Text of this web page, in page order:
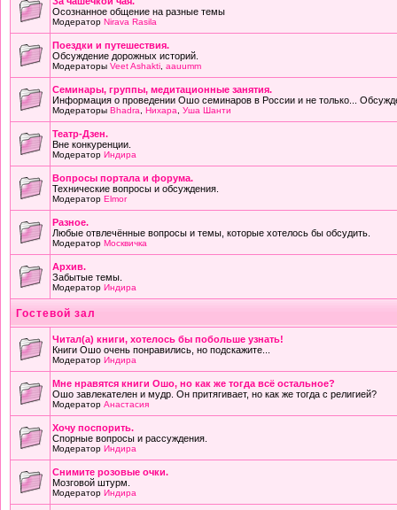
Осознанное общение на разные темы
Модератор Nirava Rasila
Поездки и путешествия.
Обсуждение дорожных историй.
Модераторы Veet Ashakti aauumm
Семинары, группы, медитационные занятия.
Информация о проведении Ошо семинаров в России и не только...
Модераторы Bhadra Нихара Уша Шанти
Театр-Дзен.
Вне конкуренции.
Модератор Индира
Вопросы портала и форума.
Технические вопросы и обсуждения.
Модератор Elmor
Разное.
Любые отвлечённые вопросы и темы, которые хотелось бы обсудить.
Модератор Москвичка
Архив.
Забытые темы.
Модератор Индира
Гостевой зал
Читал(а) книги, хотелось бы побольше узнать!
Книги Ошо очень понравились, но подскажите...
Модератор Индира
Мне нравятся книги Ошо, но как же тогда всё остальное?
Ошо завлекателен и мудр. Он притягивает, но как же тогда с религией?
Модератор Анастасия
Хочу поспорить.
Спорные вопросы и рассуждения.
Модератор Индира
Снимите розовые очки.
Мозговой штурм.
Модератор Индира